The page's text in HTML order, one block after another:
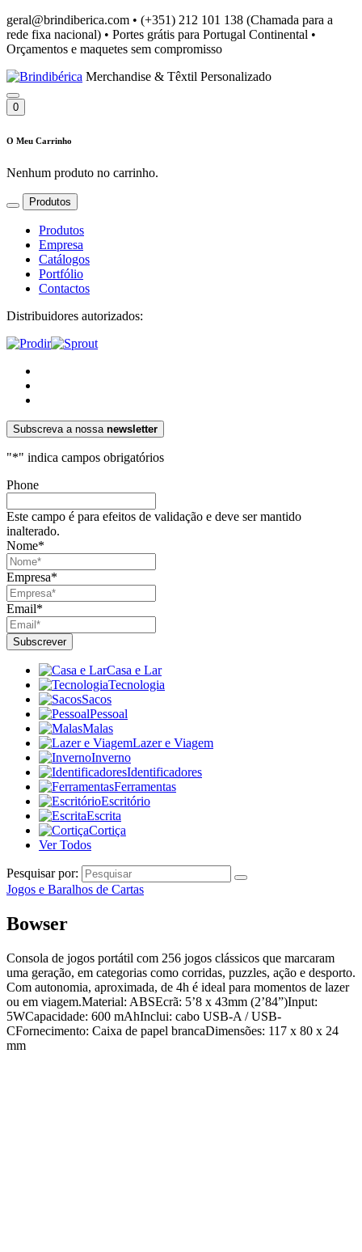
geral@brindiberica.com • (+351) 212 101 138 (Chamada para a
rede fixa nacional) • Portes grátis para Portugal Continental •
Orçamentos e maquetes sem compromisso
Merchandise & Têxtil Personalizado
0
O Meu Carrinho
Nenhum produto no carrinho.
Produtos
Produtos
Empresa
Catálogos
Portfólio
Contactos
Distribuidores autorizados:
Subscreva a nossa newsletter
"*" indica campos obrigatórios
Phone
Este campo é para efeitos de validação e deve ser mantido
inalterado.
Nome*
Empresa*
Email*
Casa e Lar
Tecnologia
Sacos
Pessoal
Malas
Lazer e Viagem
Inverno
Identificadores
Ferramentas
Escritório
Escrita
Cortiça
Ver Todos
Pesquisar por:
Jogos e Baralhos de Cartas
Bowser
Consola de jogos portátil com 256 jogos clássicos que marcaram
uma geração, em categorias como corridas, puzzles, ação e desporto.
Com autonomia, aproximada, de 4h é ideal para momentos de lazer
ou em viagem.Material: ABSEcrã: 5’8 x 43mm (2’84”)Input:
5WCapacidade: 600 mAhInclui: cabo USB-A / USB-
CFornecimento: Caixa de papel brancaDimensões: 117 x 80 x 24
mm